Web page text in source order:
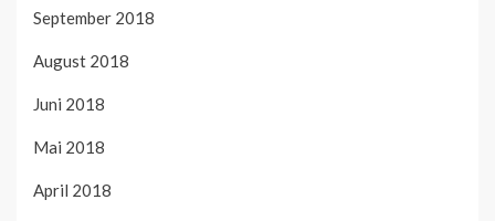
September 2018
August 2018
Juni 2018
Mai 2018
April 2018